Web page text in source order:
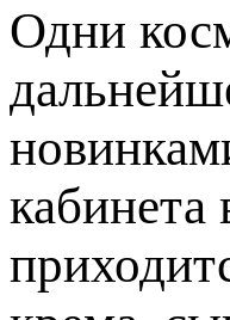
Одни
кабинета